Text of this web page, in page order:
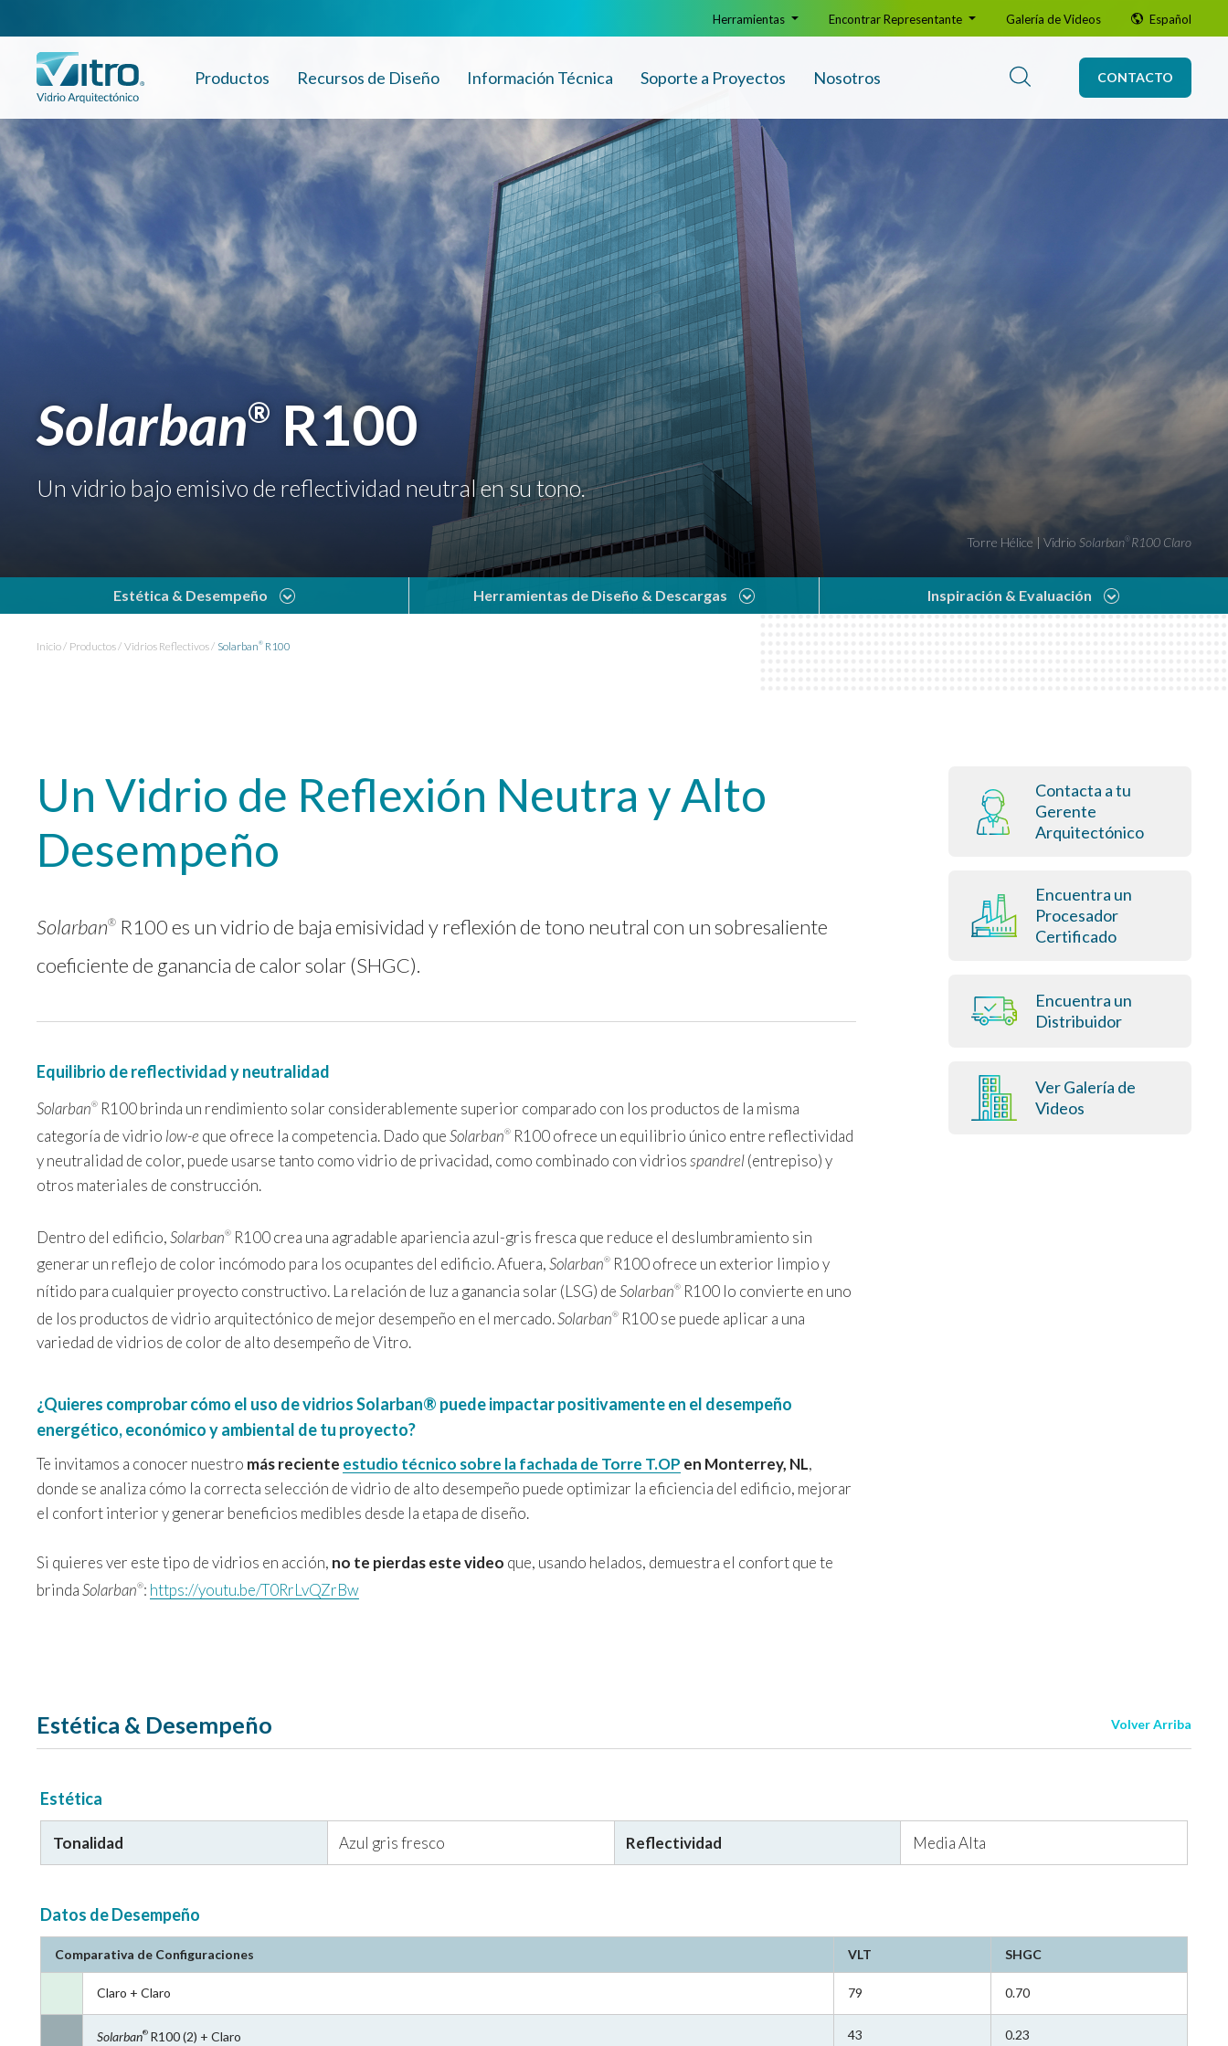
Productos Recursos de Diseño Información Técnica Soporte a Proyectos Nosotros CONTACTO
Herramientas Encontrar Representante Galería de Videos Español
Torre Hélice | Vidrio Solarban® R100 Claro
Solarban® R100
Un vidrio bajo emisivo de reflectividad neutral en su tono.
Estética & Desempeño Herramientas de Diseño & Descargas Inspiración & Evaluación
Inicio Productos Vidrios Reflectivos Solarban® R100
Un Vidrio de Reflexión Neutra y Alto
Desempeño
Solarban® R100 es un vidrio de baja emisividad y reflexión de tono neutral con un sobresaliente
coeficiente de ganancia de calor solar (SHGC).
Equilibrio de reflectividad y neutralidad
Solarban® R100 brinda un rendimiento solar considerablemente superior comparado con los productos de la misma
categoría de vidrio low-e que ofrece la competencia. Dado queSolarban® R100 ofrece un equilibrio único entre reflectividad
y neutralidad de color, puede usarse tanto como vidrio de privacidad, como combinado con vidriosspandrel(entrepiso) y
otros materiales de construcción.
Dentro del edificio,Solarban® R100 crea una agradable apariencia azul-gris fresca que reduce el deslumbramiento sin
generar un reflejo de color incómodo para los ocupantes del edificio. Afuera,Solarban® R100 ofrece un exterior limpio y
nítido para cualquier proyecto constructivo. La relación de luz a ganancia solar (LSG) deSolarban® R100 lo convierte en uno
de los productos de vidrio arquitectónico de mejor desempeño en el mercado.Solarban® R100 se puede aplicar a una
variedad de vidrios de color de alto desempeño de Vitro.
¿Quieres comprobar cómo el uso de vidrios Solarban® puede impactar positivamente en el desempeño
energético, económico y ambiental de tu proyecto?
Te invitamos a conocer nuestro más reciente estudio técnico sobre la fachada de Torre T.OP en Monterrey, NL,
donde se analiza cómo la correcta selección de vidrio de alto desempeño puede optimizar la eficiencia del edificio, mejorar
el confort interior y generar beneficios medibles desde la etapa de diseño.
Si quieres ver este tipo de vidrios en acción, no te pierdas este video que, usando helados, demuestra el confort que te
brindaSolarban®: https://youtu.be/T0RrLvQZrBw
Contacta a tu
Gerente
Arquitectónico
Encuentra un
Procesador
Certificado
Encuentra un
Distribuidor
Ver Galería de
Videos
Volver Arriba
Estética & Desempeño
Estética
Tonalidad Azul gris fresco Reflectividad Media Alta
Datos de Desempeño
Comparativa de Configuraciones VLT SHGC
Claro + Claro 79 0.70
Solarban® R100 (2) + Claro 43 0.23